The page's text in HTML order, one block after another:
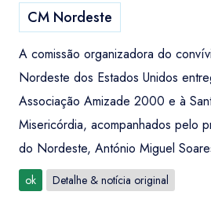
CM Nordeste
A comissão organizadora do
Nordeste dos Estados Unidos
Associação Amizade 2000 e à
Misericórdia, acompanhados pelo
do Nordeste, António Miguel
ok Detalhe & notícia original